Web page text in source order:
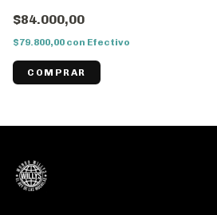
$84.000,00
$79.800,00 con Efectivo
COMPRAR